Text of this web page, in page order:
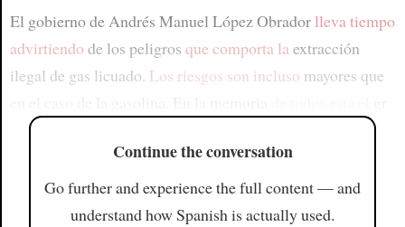
El gobierno de Andrés Manuel López Obrador lleva tiempo
advirtiendo de los peligros que comporta laextracción
ilegal de gas licuado. Los riesgos son incluso mayores que
Continue the conversation
Go further and experience the full content — and
understand how Spanish is actually used.